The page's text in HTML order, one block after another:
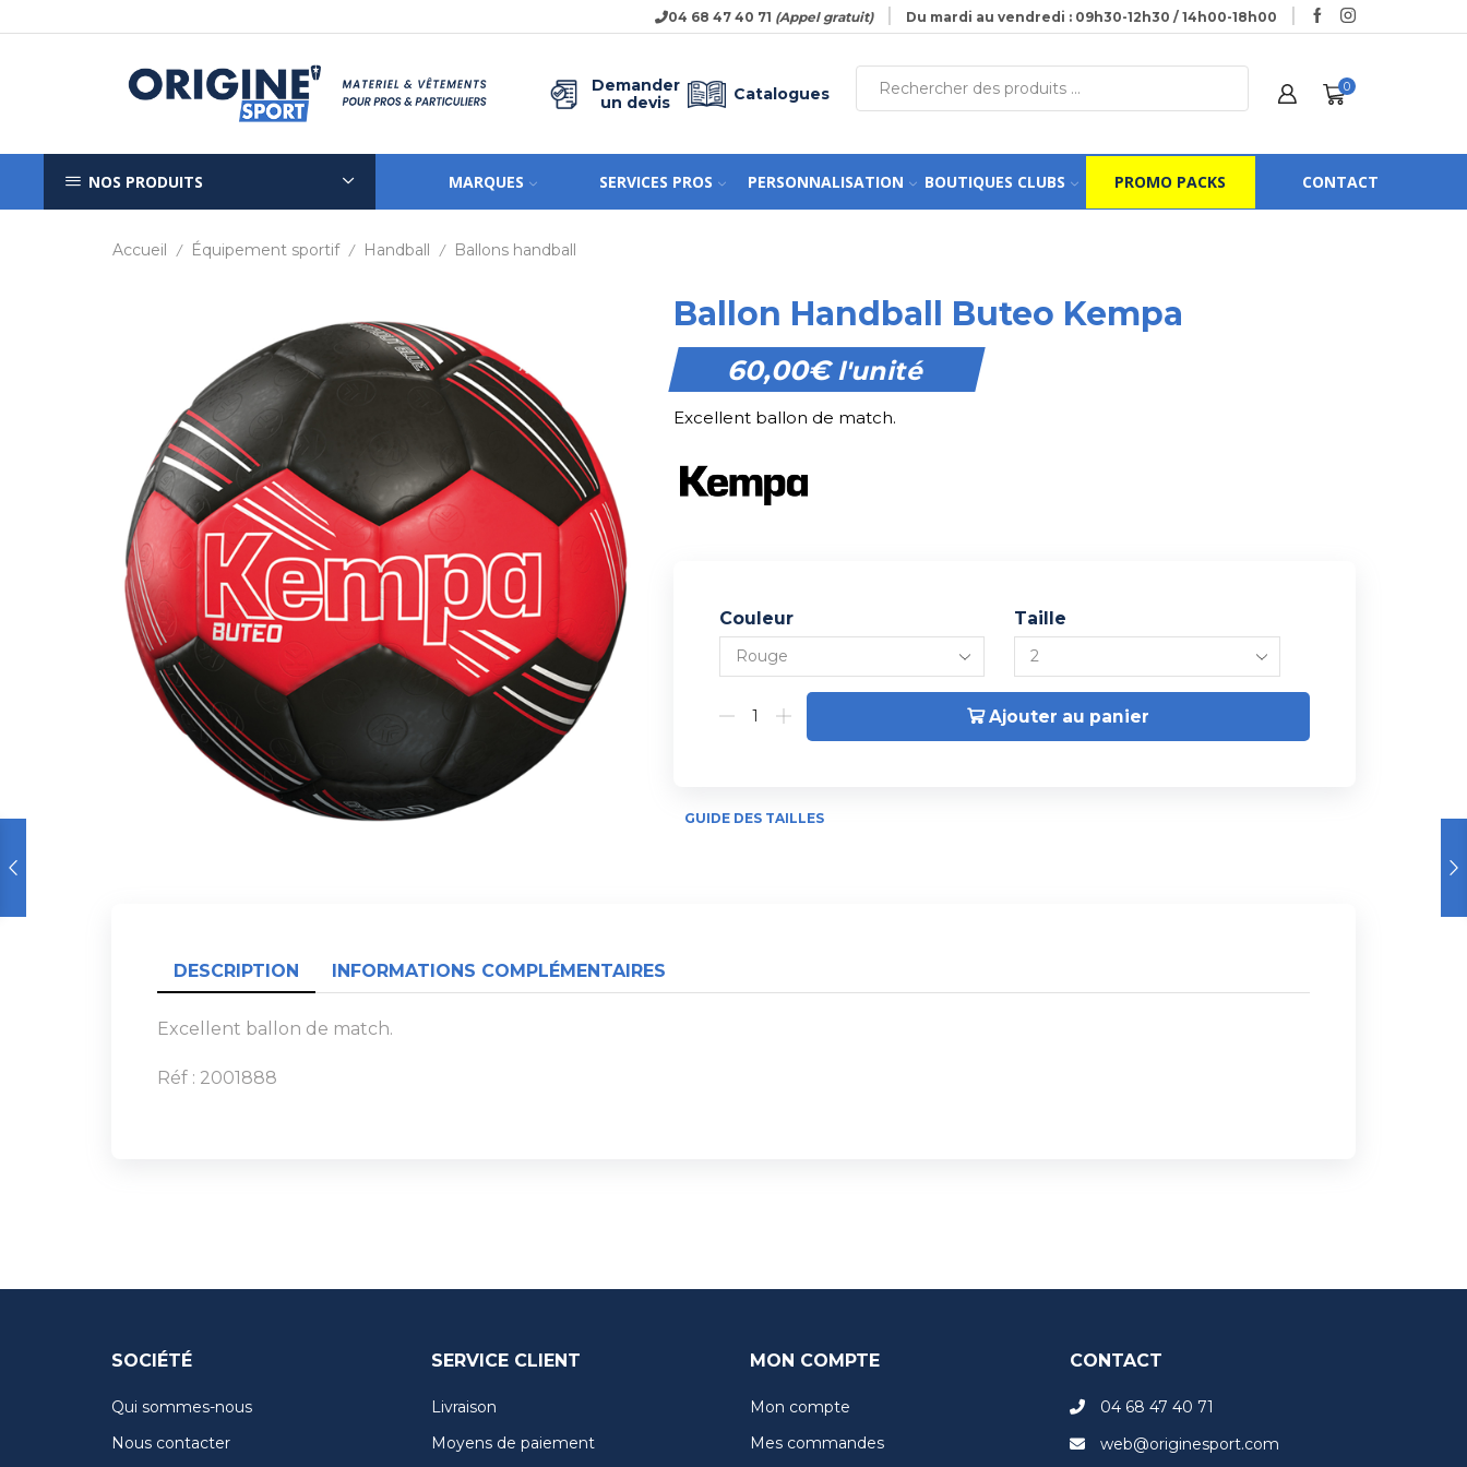
04 68 47 40 71 (Appel gratuit) Du mardi au vendredi : 09h30-12h30 / 14h00-18h00
Demander
un devis
Catalogues 0
NOS PRODUITS MARQUES SERVICES PROS PERSONNALISATION BOUTIQUES CLUBS PROMO PACKS CONTACT
Accueil / Équipement sportif / Handball / Ballons handball
Ballon Handball Buteo Kempa
60,00€l'unité
Excellent ballon de match.
Couleur Taille
Ajouter au panier
GUIDE DES TAILLES
DESCRIPTION INFORMATIONS COMPLÉMENTAIRES
Excellent ballon de match.
Réf : 2001888
SOCIÉTÉ
Qui sommes-nous
Nous contacter
SERVICE CLIENT
Livraison
Moyens de paiement
MON COMPTE
Mon compte
Mes commandes
CONTACT
04 68 47 40 71
web@originesport.com